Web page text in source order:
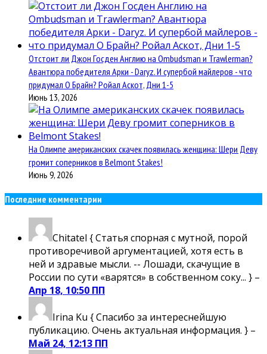
Отстоит ли Джон Госден Англию на Ombudsman и Trawlerman?
Авантюра победителя Арки - Daryz. И супербой майлеров - что
придумал О Брайн? Ройал Аскот, Дни 1-5
Июнь 13, 2026
На Олимпе американских скачек появилась женщина: Шери Деву
громит соперников в Belmont Stakes!
Июнь 9, 2026
Последние комментарии
Chitatel { Статья спорная с мутной, порой
противоречивой аргументацией, хотя есть в
ней и здравые мысли. -- Лошади, скачущие в
России по сути «варятся» в собственном соку... } –
Апр 18, 10:50 ПП
Irina Ku { Спасибо за интереснейшую
публикацию. Очень актуальная информация. } –
Май 24, 12:13 ПП